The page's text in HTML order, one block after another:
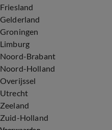
Friesland
Gelderland
Groningen
Limburg
Noord-Brabant
Noord-Holland
Overijssel
Utrecht
Zeeland
Zuid-Holland